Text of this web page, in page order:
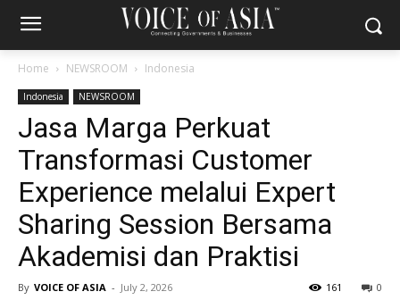
Home NEWSROOM Indonesia
Indonesia NEWSROOM
Jasa Marga Perkuat
Transformasi Customer
Experience melalui Expert
Sharing Session Bersama
Akademisi dan Praktisi
By VOICE OF ASIA - July 2, 2026 0
161